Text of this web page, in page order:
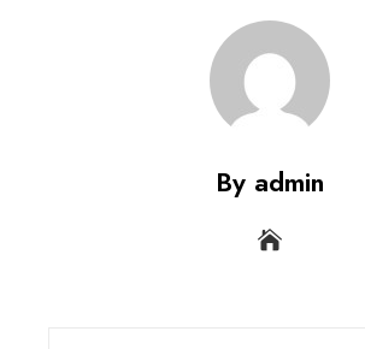
By admin